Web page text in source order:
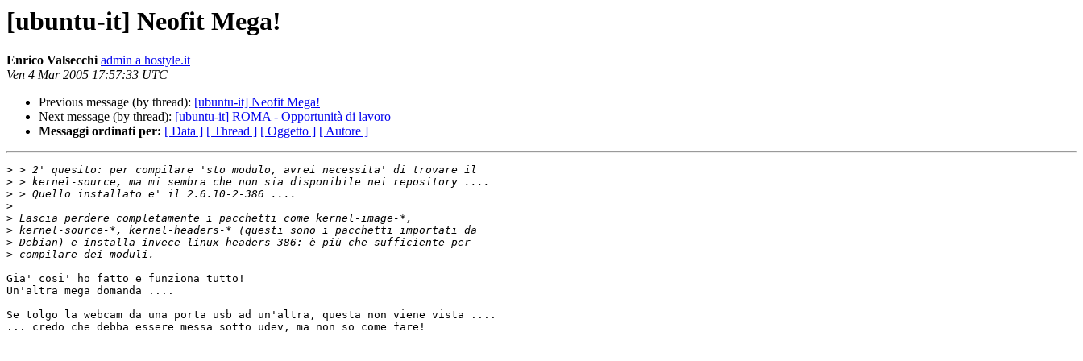
[ubuntu-it] Neofit Mega!
Enrico Valsecchi admin a hostyle.it
Ven 4 Mar 2005 17:57:33 UTC
Previous message (by thread): [ubuntu-it] Neofit Mega!
Next message (by thread): [ubuntu-it] ROMA - Opportunità di lavoro
Messaggi ordinati per: [ Data ] [ Thread ] [ Oggetto ] [ Autore ]
>
>
>
>
>
>
>
>
Gia' cosi' ho fatto e funziona tutto!
Un'altra mega domanda ....
Se tolgo la webcam da una porta usb ad un'altra, questa non viene vista ....
... credo che debba essere messa sotto udev, ma non so come fare!